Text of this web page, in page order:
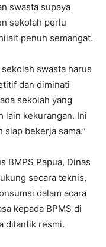
swasta supaya
sekolah perlu
penuh semangat.
swasta harus
dan diminati
sekolah yang
lain kekurangan. Ini
bekerja sama.”
BMPS Papua, Dinas
secara teknis,
dalam acara
kepada BPMS di
dilantik resmi.